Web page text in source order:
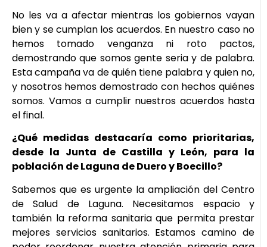
No les va a afectar mientras los gobiernos vayan
bien y se cumplan los acuerdos. En nuestro caso no
hemos tomado venganza ni roto pactos,
demostrando que somos gente seria y de palabra.
Esta campaña va de quién tiene palabra y quien no,
y nosotros hemos demostrado con hechos quiénes
somos. Vamos a cumplir nuestros acuerdos hasta
el final.
¿Qué medidas destacaría como prioritarias,
desde la Junta de Castilla y León, para la
población de Laguna de Duero y Boecillo?
Sabemos que es urgente la ampliación del Centro
de Salud de Laguna. Necesitamos espacio y
también la reforma sanitaria que permita prestar
mejores servicios sanitarios. Estamos camino de